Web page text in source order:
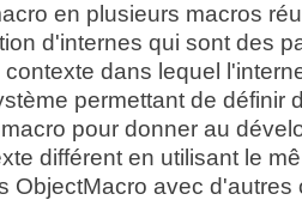
en plusieurs macros
d'internes qui sont des
dans lequel
permettant de définir
pour donner au
différent en utilisant le
ObjectMacro avec d'autres